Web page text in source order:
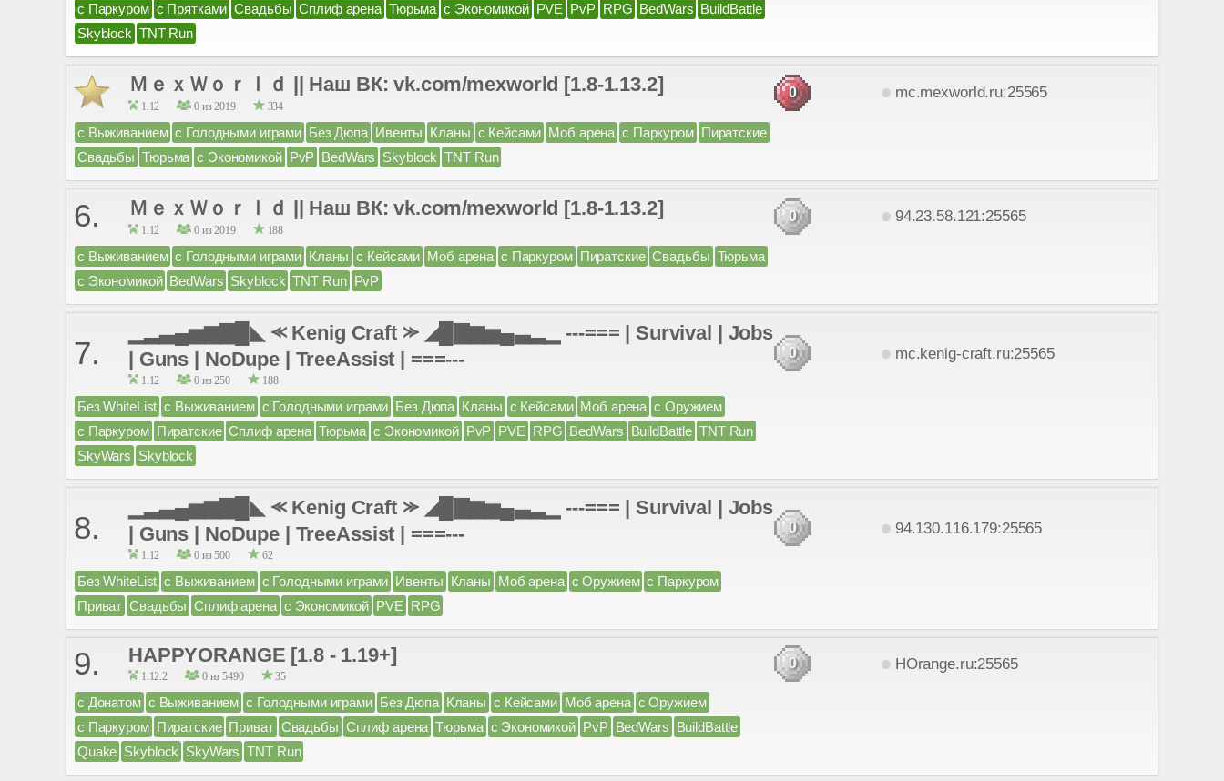
с Паркуром с Прятками Свадьбы Сплиф арена Тюрьма с Экономикой PVE PvP RPG BedWars BuildBattle
Skyblock TNT Run
ＭｅｘＷｏｒｌｄ || Наш ВК: vk.com/mexworld [1.8-1.13.2]
1.12 0 из 2019 334
0 mc.mexworld.ru:25565
с Выживанием с Голодными играми Без Дюпа Ивенты Кланы с Кейсами Моб арена с Паркуром Пиратские
Свадьбы Тюрьма с Экономикой PvP BedWars Skyblock TNT Run
6. ＭｅｘＷｏｒｌｄ || Наш ВК: vk.com/mexworld [1.8-1.13.2]
1.12 0 из 2019 188
0 94.23.58.121:25565
с Выживанием с Голодными играми Кланы с Кейсами Моб арена с Паркуром Пиратские Свадьбы Тюрьма
с Экономикой BedWars Skyblock TNT Run PvP
7.
▁▂▃▄▅▆▇█◣ ⪻ Kenig Craft ⪼ ◢█▇▆▅▄▃▂▁ ---=== | Survival | Jobs
| Guns | NoDupe | TreeAssist | ===---
1.12 0 из 250 188
0 mc.kenig-craft.ru:25565
Без WhiteList с Выживанием с Голодными играми Без Дюпа Кланы с Кейсами Моб арена с Оружием
с Паркуром Пиратские Сплиф арена Тюрьма с Экономикой PvP PVE RPG BedWars BuildBattle TNT Run
SkyWars Skyblock
8.
▁▂▃▄▅▆▇█◣ ⪻ Kenig Craft ⪼ ◢█▇▆▅▄▃▂▁ ---=== | Survival | Jobs
| Guns | NoDupe | TreeAssist | ===---
1.12 0 из 500 62
0 94.130.116.179:25565
Без WhiteList с Выживанием с Голодными играми Ивенты Кланы Моб арена с Оружием с Паркуром
Приват Свадьбы Сплиф арена с Экономикой PVE RPG
9. HAPPYORANGE [1.8 - 1.19+]
1.12.2 0 из 5490 35
0 HOrange.ru:25565
с Донатом с Выживанием с Голодными играми Без Дюпа Кланы с Кейсами Моб арена с Оружием
с Паркуром Пиратские Приват Свадьбы Сплиф арена Тюрьма с Экономикой PvP BedWars BuildBattle
Quake Skyblock SkyWars TNT Run